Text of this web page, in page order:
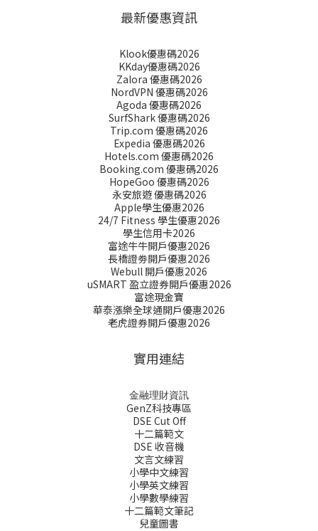
最新優惠資訊
Klook優惠碼2026
KKday優惠碼2026
Zalora 優惠碼2026
NordVPN 優惠碼2026
Agoda 優惠碼2026
SurfShark 優惠碼2026
Trip.com 優惠碼2026
Expedia 優惠碼2026
Hotels.com 優惠碼2026
Booking.com 優惠碼2026
HopeGoo 優惠碼2026
永安旅遊 優惠碼2026
Apple學生優惠2026
24/7 Fitness 學生優惠2026
學生信用卡2026
富途牛牛開戶優惠2026
長橋證劵開戶優惠2026
Webull 開戶優惠2026
uSMART 盈立證券開戶優惠2026
富途現金寶
華泰漲樂全球通開戶優惠2026
老虎證券開戶優惠2026
實用連結
金融理財資訊
GenZ科技專區
DSE Cut Off
十二篇範文
DSE 收音機
文言文練習
小學中文練習
小學英文練習
小學數學練習
十二篇範文筆記
兒童圖書